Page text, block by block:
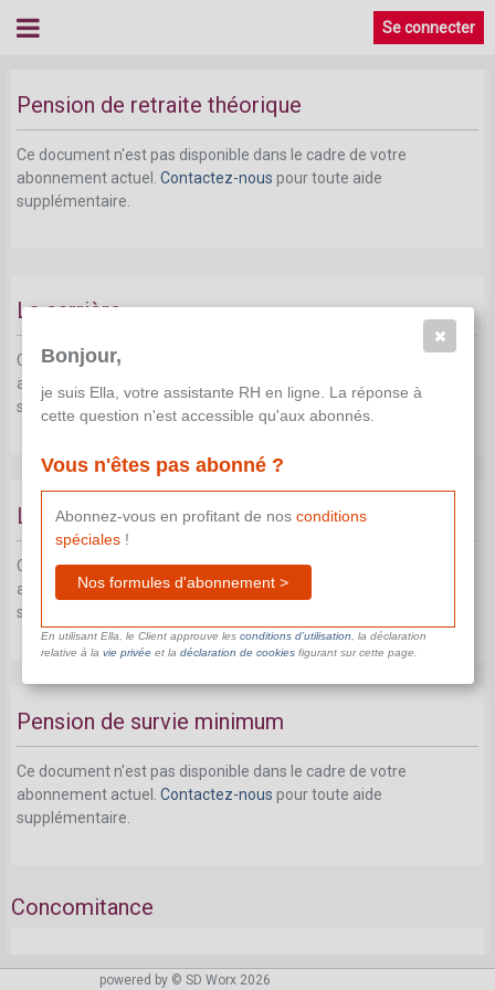
Se connecter
Conjoint décédé avant la date de l'octroi de la
Pension de retraite théorique
Ce document n'est pas disponible dans le cadre de votre
abonnement actuel. Contactez-nous pour toute aide
supplémentaire.
La carrière
Ce document n'est pas disponible dans le cadre de votre
abonnement actuel.
Contactez-nous
pour toute aide
supplémentaire.
Le plafonnement de la pension de survie
Ce document n'est pas disponible dans le cadre de votre
abonnement actuel.Contactez-nouspour toute aide
supplémentaire.
Pension de survie minimum
Ce document n'est pas disponible dans le cadre de votre
abonnement actuel. Contactez-nous pour toute aide
supplémentaire.
Concomitance
Concomitance avec une pension de retraite
powered by © SD Worx 2026
Bonjour,
je suis Ella, votre assistante RH en ligne. La réponse à
cette question n'est accessible qu'aux abonnés.
Vous n'êtes pas abonné ?
Abonnez-vous en profitant de nos conditions
spéciales!
Nos formules d'abonnement >
En utilisant Ella, le Client approuve les conditions d’utilisation , la déclaration
relative à la vie privéeet la déclaration de cookiesfigurant sur cette page.